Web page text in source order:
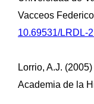
Vacceos
10.69531/LRDL-
Lorrio, A.J. (2005)
Academia de la